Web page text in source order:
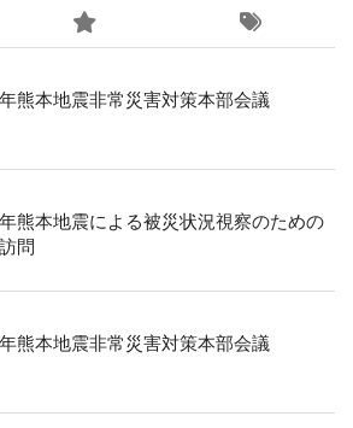
熊本地震非常災害対策本部会議
熊本地震による被災状況視察のための
問
熊本地震非常災害対策本部会議